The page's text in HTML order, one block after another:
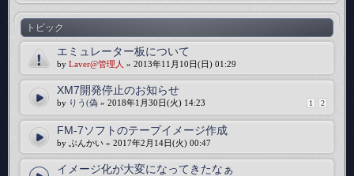
トピック
エミュレーター板について
by Laver@管理人 » 2013年11月10日(日) 01:29
XM7開発停止のお知らせ
1 2
by りう(偽 » 2018年1月30日(火) 14:23
FM-7ソフトのテープイメージ作成
by ぶんかい » 2017年2月14日(火) 00:47
イメージ化が大変になってきたなぁ